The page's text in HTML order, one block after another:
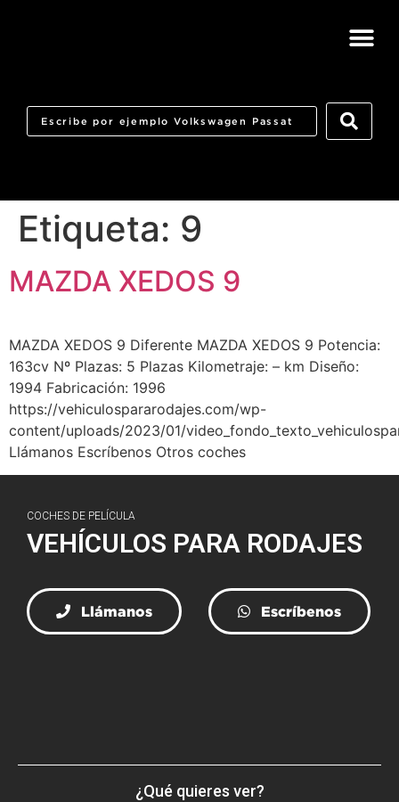
Etiqueta: 9
MAZDA XEDOS 9
MAZDA XEDOS 9 Diferente MAZDA XEDOS 9 Potencia:
163cv Nº Plazas: 5 Plazas Kilometraje: – km Diseño:
1994 Fabricación: 1996
https://vehiculospararodajes.com/wp-
content/uploads/2023/01/
Llámanos Escríbenos Otros coches
COCHES DE PELÍCULA
VEHÍCULOS PARA RODAJES
Llámanos Escríbenos
¿Qué quieres ver?